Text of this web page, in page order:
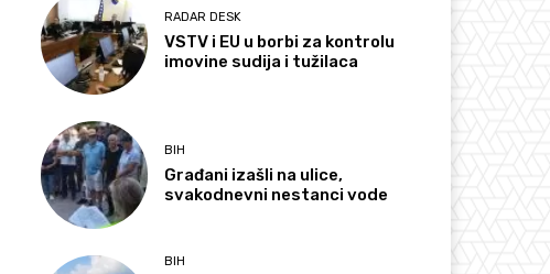
RADAR DESK
VSTV i EU u borbi za kontrolu
imovine sudija i tužilaca
BIH
Građani izašli na ulice,
svakodnevni nestanci vode
BIH